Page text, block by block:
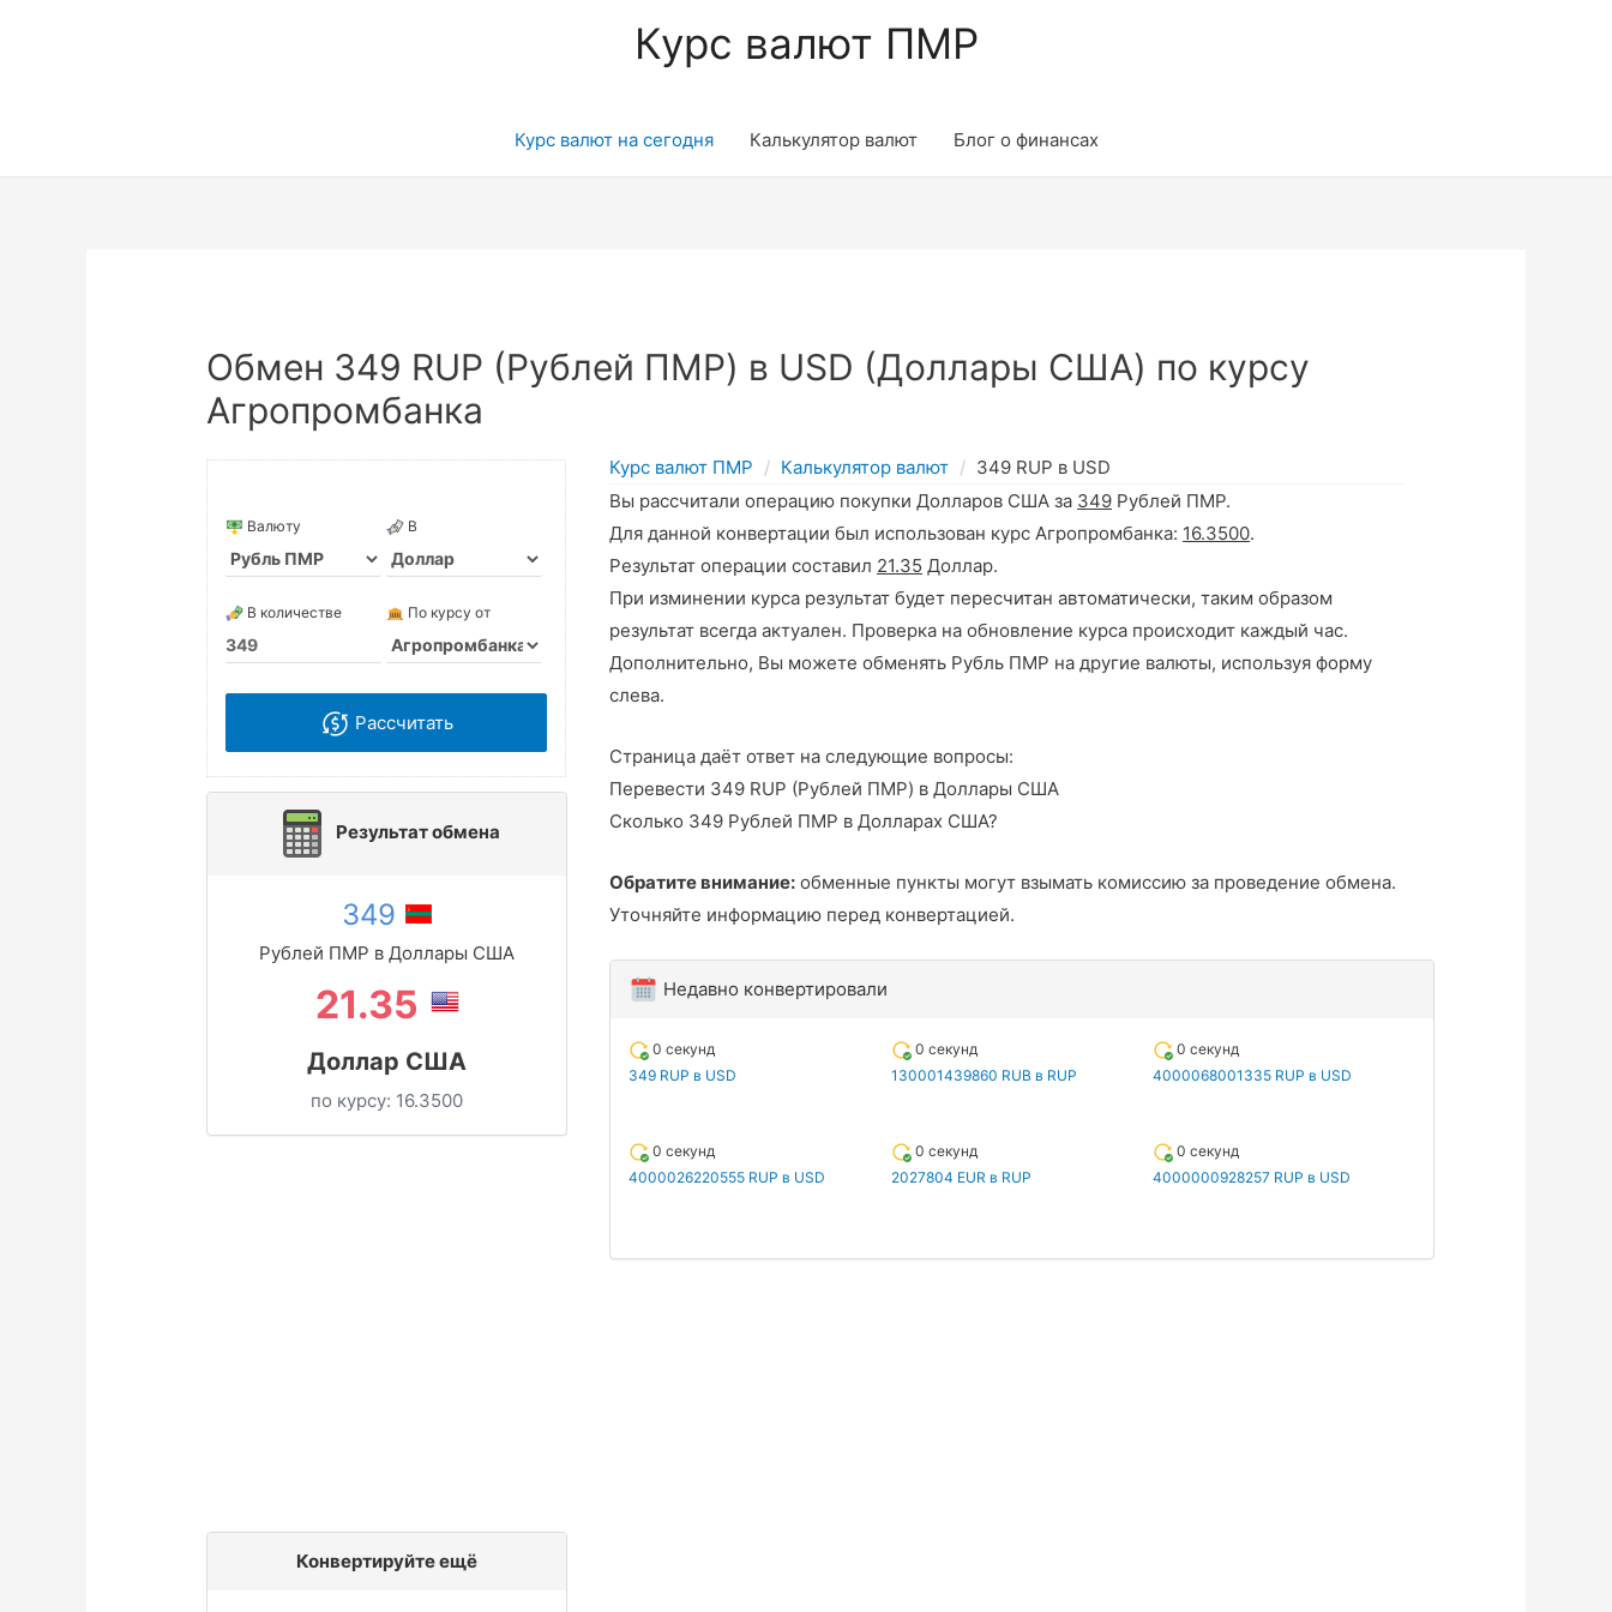
Курс валют ПМР
Курс валют на сегодня Калькулятор валют Блог о финансах
Обмен 349 RUP (Рублей ПМР) в USD (Доллары США) по курсу
Агропромбанка
Валюту В
В количестве По курсу от
Рассчитать
Результат обмена
349
Рублей ПМР в Доллары США
21.35
Доллар США
по курсу: 16.3500
Конвертируйте ещё
Курс валют ПМР Калькулятор валют
349 RUP в USD
Вы рассчитали операцию покупки Долларов США за 349 Рублей ПМР.
Для данной конвертации был использован курс Агропромбанка: 16.3500.
Результат операции составил 21.35 Доллар.
При изминении курса результат будет пересчитан автоматически, таким образом
результат всегда актуален. Проверка на обновление курса происходит каждый час.
Дополнительно, Вы можете обменять Рубль ПМР на другие валюты, используя форму
слева.
Страница даёт ответ на следующие вопросы:
Перевести 349 RUP (Рублей ПМР) в Доллары США
Сколько 349 Рублей ПМР в Долларах США?
Обратите внимание: обменные пункты могут взымать комиссию за проведение обмена.
Уточняйте информацию перед конвертацией.
Недавно конвертировали
0 секунд
349 RUP в USD
0 секунд
130001439860 RUB в RUP
0 секунд
4000068001335 RUP в USD
0 секунд
4000026220555 RUP в USD
0 секунд
2027804 EUR в RUP
0 секунд
4000000928257 RUP в USD